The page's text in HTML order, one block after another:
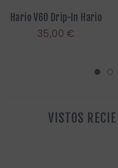
Hario V60 Drip-In Hario
35,00 €
VISTOS